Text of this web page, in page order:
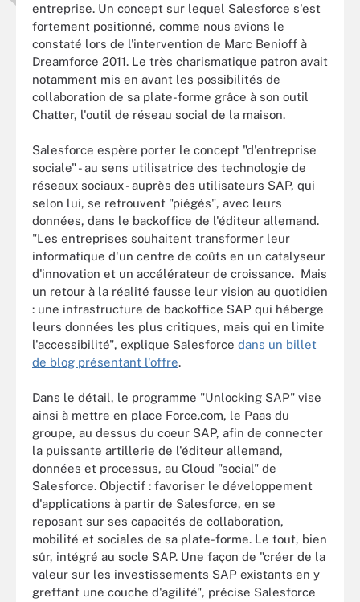
entreprise. Un concept sur lequel Salesforce s'est
fortement positionné, comme nous avions le
constaté lors de l'intervention de Marc Benioff à
Dreamforce 2011. Le très charismatique patron avait
notamment mis en avant les possibilités de
collaboration de sa plate-forme grâce à son outil
Chatter, l'outil de réseau social de la maison.
Salesforce espère porter le concept "d'entreprise
sociale" - au sens utilisatrice des technologie de
réseaux sociaux - auprès des utilisateurs SAP, qui
selon lui, se retrouvent "piégés", avec leurs
données, dans le backoffice de l'éditeur allemand.
"Les entreprises souhaitent transformer leur
informatique d'un centre de coûts en un catalyseur
d'innovation et un accélérateur de croissance. Mais
un retour à la réalité fausse leur vision au quotidien
: une infrastructure de backoffice SAP qui héberge
leurs données les plus critiques, mais qui en limite
l'accessibilité", explique Salesforce dans un billet
de blog présentant l'offre.
Dans le détail, le programme "Unlocking SAP" vise
ainsi à mettre en place Force.com, le Paas du
groupe, au dessus du coeur SAP, afin de connecter
la puissante artillerie de l'éditeur allemand,
données et processus, au Cloud "social" de
Salesforce. Objectif : favoriser le développement
d'applications à partir de Salesforce, en se
reposant sur ses capacités de collaboration,
mobilité et sociales de sa plate-forme. Le tout, bien
sûr, intégré au socle SAP. Une façon de "créer de la
valeur sur les investissements SAP existants en y
greffant une couche d'agilité", précise Salesforce